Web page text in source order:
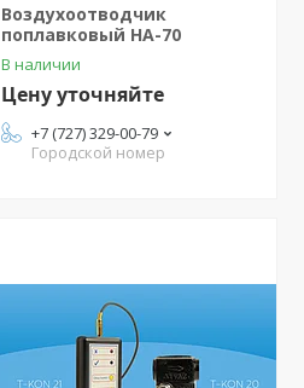
Воздухоотводчик
поплавковый HA-70
В наличии
Цену уточняйте
+7 (727) 329-00-79
Городской номер